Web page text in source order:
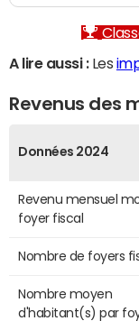
A lire aussi :Les
Revenus des
Données 2024
Revenu mensuel
foyer fiscal
Nombre de foyers
Nombre moyen
d'habitant(s) par